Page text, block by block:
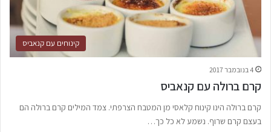
קינוחים עם קנאביס
4 בנובמבר 2017
קרם ברולה עם קנאביס
קרם ברולה הינו קינוח קלאסי מן המטבח הצרפתי. צמד המילים קרם ברולה הם
בעצם קרם שרוף. נשמע לא כל כך…